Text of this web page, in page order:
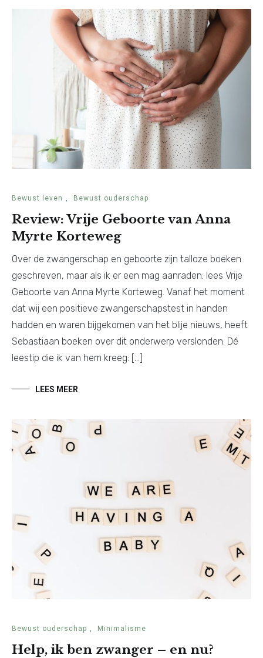
Bewust leven , Bewust ouderschap
Review: Vrije Geboorte van Anna
Myrte Korteweg
Over de zwangerschap en geboorte zijn talloze boeken
geschreven, maar als ik er een mag aanraden: lees Vrije
Geboorte van Anna Myrte Korteweg. Vanaf het moment
dat wij een positieve zwangerschapstest in handen
hadden en waren bijgekomen van het blije nieuws, heeft
Sebastiaan boeken over dit onderwerp verslonden. Dé
leestip die ik van hem kreeg: […]
LEES MEER
Bewust ouderschap , Minimalisme
Help, ik ben zwanger – en nu?